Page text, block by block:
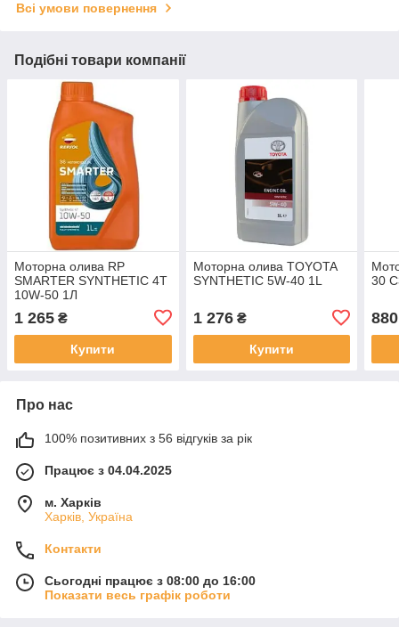
Всі умови повернення
Подібні товари компанії
Моторна олива RP
SMARTER SYNTHETIC 4T
10W-50 1Л
1 265 ₴
Купити
Моторна олива TOYOTA
SYNTHETIC 5W-40 1L
1 276₴
Купити
30
880
Про нас
100% позитивних з 56 відгуків за рік
Працює з 04.04.2025
м. Харків
Харків, Україна
Контакти
Сьогодні працює з 08:00 до 16:00
Показати весь графік роботи